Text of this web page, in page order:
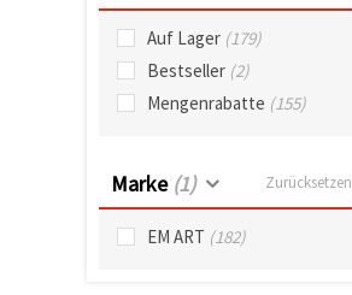
akzeptieren
Auf Lager (179)
Bestseller (2)
Mengenrabatte (155)
Marke (1) Zurücksetzen
EM ART (182)